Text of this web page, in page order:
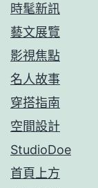
時髦新訊
藝文展覽
影視焦點
名人故事
穿搭指南
空間設計
StudioDoe
首頁上方